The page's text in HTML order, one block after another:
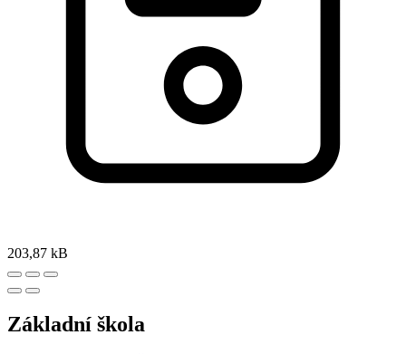
203,87 kB
Základní škola